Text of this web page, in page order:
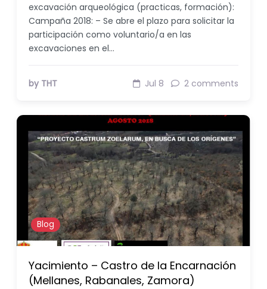
excavación arqueológica (practicas, formación):
Campaña 2018: – Se abre el plazo para solicitar la
participación como voluntario/a en las
excavaciones en el…
by THT Jul 8 2 comments
Blog
Yacimiento – Castro de la Encarnación
(Mellanes, Rabanales, Zamora)